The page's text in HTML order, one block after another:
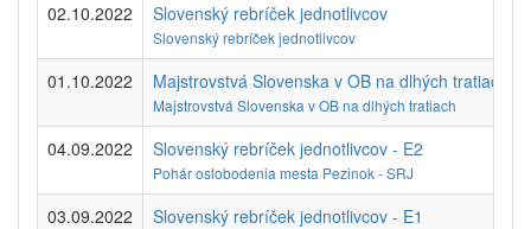
02.10.2022 Slovenský rebríček jednotlivcov
Slovenský rebríček jednotlivcov
01.10.2022 Majstrovstvá Slovenska v OB na dlhých tratiach
Majstrovstvá Slovenska v OB na dlhých tratiach
04.09.2022 Slovenský rebríček jednotlivcov - E2
Pohár oslobodenia mesta Pezinok - SRJ
03.09.2022 Slovenský rebríček jednotlivcov - E1